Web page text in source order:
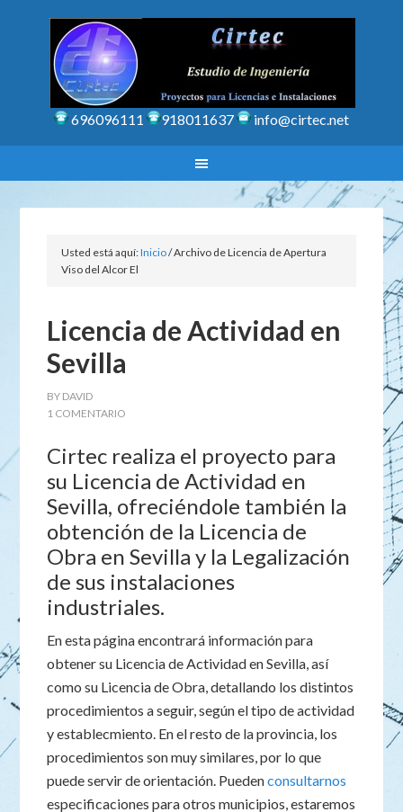
696096111 918011637 info@cirtec.net
Usted está aquí:Inicio/Archivo de Licencia de Apertura
Viso del Alcor El
Licencia de Actividad en
Sevilla
BY DAVID
1 COMENTARIO
Cirtec realiza el proyecto para
su Licencia de Actividad en
Sevilla, ofreciéndole también la
obtención de la Licencia de
Obra en Sevilla y la Legalización
de sus instalaciones
industriales.
En esta página encontrará información para
obtener su Licencia de Actividad en Sevilla, así
como su Licencia de Obra, detallando los distintos
procedimientos a seguir, según el tipo de actividad
y establecmiento. En el resto de la provincia, los
procedimientos son muy similares, por lo que
puede servir de orientación. Puedenconsultarnos
especificaciones para otros municipios, estaremos